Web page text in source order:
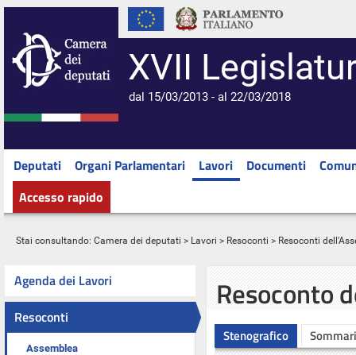
XVII
dal 15/03/2013 - al 22/03/2018
Deputati Organi Parlamentari Lavori Documenti
Accesso rapido
Stai consultando: Camera dei deputati > Lavori > Resoconti > Resoconti
Agenda dei Lavori
Resoconti
Assemblea
Resoconto
Stenografico